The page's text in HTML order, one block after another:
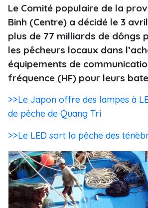
Le Comité populaire de la
Binh (Centre) a décidé le 3
plus de 77 milliards de dôngs
les pêcheurs locaux dans
équipements de
fréquence (HF) pour leurs
>>Le Japon offre des lampes à
de pêche de Quang Tri
>>Le LED sort la pêche des